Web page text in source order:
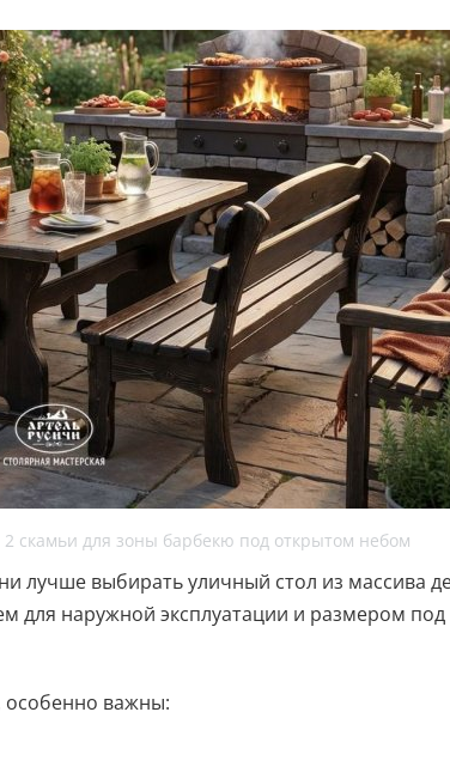
скамьи для зоны барбекю под открытом небом
лучше выбирать уличный стол из массива
для наружной эксплуатации и размером под
особенно важны: